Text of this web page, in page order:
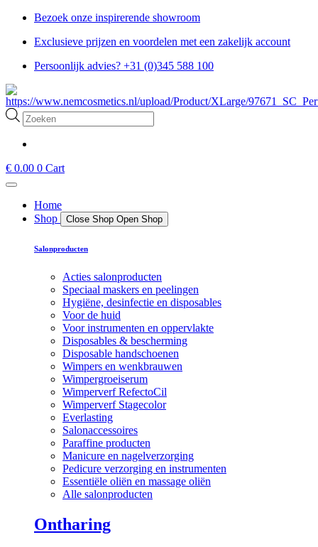
Bezoek onze inspirerende showroom
Exclusieve prijzen en voordelen met een zakelijk account
Persoonlijk advies? +31 (0)345 588 100
Producten
zoeken
€ 0.00 0 Cart
Home
Shop
Close Shop Open Shop
Salonproducten
Acties salonproducten
Speciaal maskers en peelingen
Hygiëne, desinfectie en disposables
Voor de huid
Voor instrumenten en oppervlakte
Disposables & bescherming
Disposable handschoenen
Wimpers en wenkbrauwen
Wimpergroeiserum
Wimperverf RefectoCil
Wimperverf Stagecolor
Everlasting
Salonaccessoires
Paraffine producten
Manicure en nagelverzorging
Pedicure verzorging en instrumenten
Essentiële oliën en massage oliën
Alle salonproducten
Ontharing